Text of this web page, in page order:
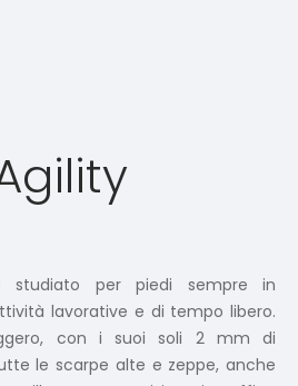
studiato per piedi sempre in
lavorative e di tempo libero.
con i suoi soli 2 mm di
le scarpe alte e zeppe, anche